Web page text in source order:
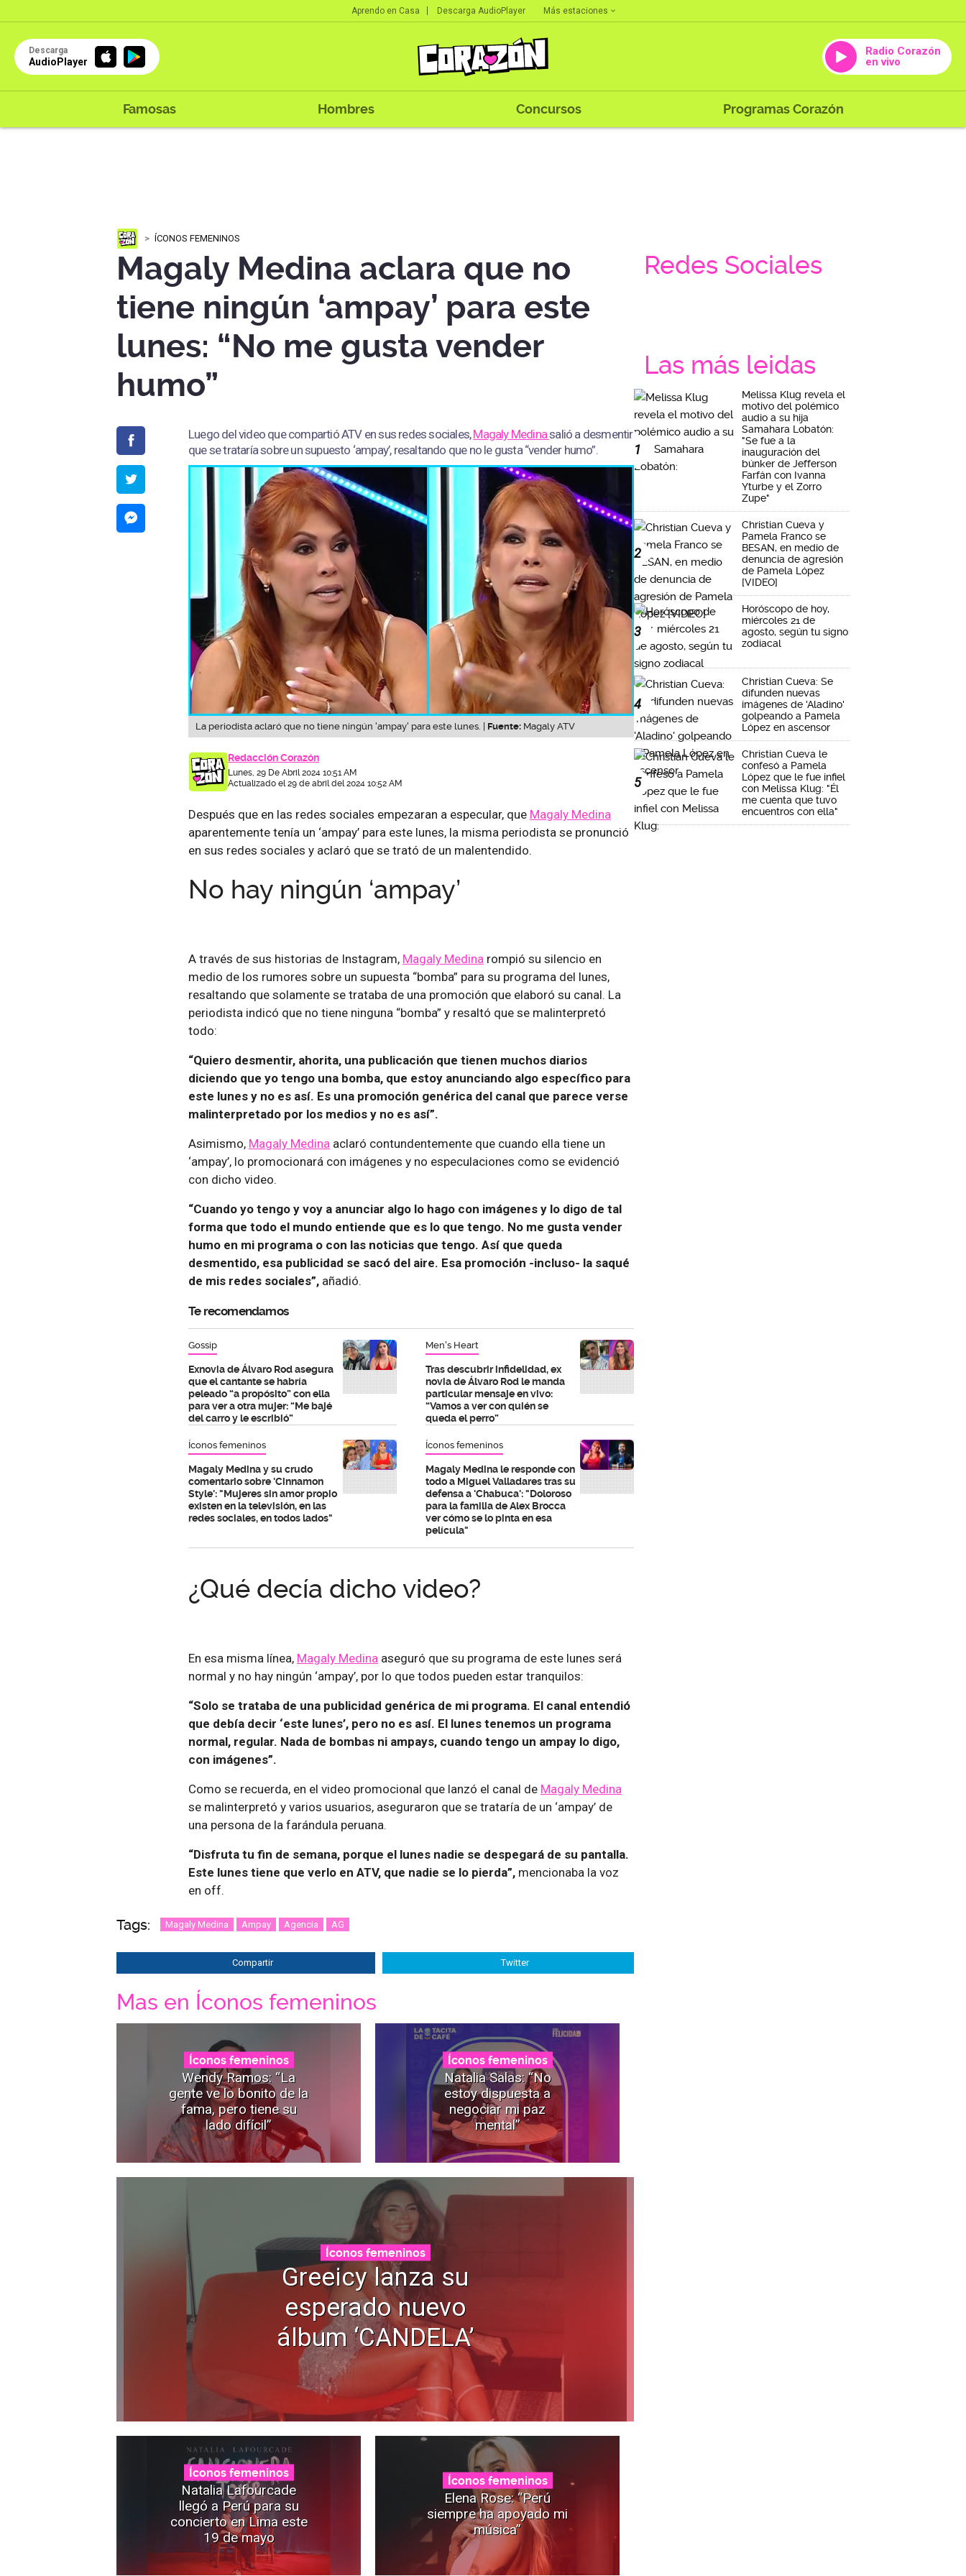
Aprendo en Casa Descarga AudioPlayer Más estaciones
Descarga
AudioPlayer
Radio Corazón
en vivo
Famosas Hombres Concursos Programas Corazón
ÍCONOS FEMENINOS
Magaly Medina aclara que no
tiene ningún ‘ampay’ para este
lunes: “No me gusta vender
humo”
Luego del video que compartió ATV en sus redes sociales,Magaly Medinasalió a desmentir
que se trataría sobre un supuesto ‘ampay’, resaltando que no le gusta “vender humo”.
La periodista aclaró que no tiene ningún 'ampay' para este lunes. | Fuente: Magaly ATV
Redacción Corazón
Lunes, 29 De Abril 2024 10:51 AM
Actualizado el 29 de abril del 2024 10:52 AM
Después que en las redes sociales empezaran a especular, que Magaly Medina
aparentemente tenía un ‘ampay’ para este lunes, la misma periodista se pronunció
en sus redes sociales y aclaró que se trató de un malentendido.
No hay ningún ‘ampay’
A través de sus historias de Instagram, Magaly Medina rompió su silencio en
medio de los rumores sobre un supuesta “bomba” para su programa del lunes,
resaltando que solamente se trataba de una promoción que elaboró su canal. La
periodista indicó que no tiene ninguna “bomba” y resaltó que se malinterpretó
todo:
“Quiero desmentir, ahorita, una publicación que tienen muchos diarios
diciendo que yo tengo una bomba, que estoy anunciando algo específico para
este lunes y no es así. Es una promoción genérica del canal que parece verse
malinterpretado por los medios y no es así”.
Asimismo, Magaly Medina aclaró contundentemente que cuando ella tiene un
‘ampay’, lo promocionará con imágenes y no especulaciones como se evidenció
con dicho video.
“Cuando yo tengo y voy a anunciar algo lo hago con imágenes y lo digo de tal
forma que todo el mundo entiende que es lo que tengo. No me gusta vender
humo en mi programa o con las noticias que tengo. Así que queda
desmentido, esa publicidad se sacó del aire. Esa promoción -incluso- la saqué
de mis redes sociales”, añadió.
Te recomendamos
Gossip
Exnovia de Álvaro Rod asegura
que el cantante se habría
peleado “a propósito” con ella
para ver a otra mujer: “Me bajé
del carro y le escribió”
Men's Heart
Tras descubrir infidelidad, ex
novia de Álvaro Rod le manda
particular mensaje en vivo:
“Vamos a ver con quién se
queda el perro”
Íconos femeninos
Magaly Medina y su crudo
comentario sobre 'Cinnamon
Style': "Mujeres sin amor propio
existen en la televisión, en las
redes sociales, en todos lados"
Íconos femeninos
Magaly Medina le responde con
todo a Miguel Valladares tras su
defensa a 'Chabuca': "Doloroso
para la familia de Alex Brocca
ver cómo se lo pinta en esa
película"
¿Qué decía dicho video?
En esa misma línea, Magaly Medina aseguró que su programa de este lunes será
normal y no hay ningún ‘ampay’, por lo que todos pueden estar tranquilos:
“Solo se trataba de una publicidad genérica de mi programa. El canal entendió
que debía decir ‘este lunes’, pero no es así. El lunes tenemos un programa
normal, regular. Nada de bombas ni ampays, cuando tengo un ampay lo digo,
con imágenes”.
Como se recuerda, en el video promocional que lanzó el canal de Magaly Medina
se malinterpretó y varios usuarios, aseguraron que se trataría de un ‘ampay’ de
una persona de la farándula peruana.
“Disfruta tu fin de semana, porque el lunes nadie se despegará de su pantalla.
Este lunes tiene que verlo en ATV, que nadie se lo pierda”, mencionaba la voz
en off.
Tags: Magaly Medina Ampay Agencia AG
Compartir Twitter
Mas en Íconos femeninos
Íconos femeninos
Wendy Ramos: “La
gente ve lo bonito de la
fama, pero tiene su
lado difícil”
Íconos femeninos
Natalia Salas: “No
estoy dispuesta a
negociar mi paz
mental”
Íconos femeninos
Greeicy lanza su
esperado nuevo
álbum ‘CANDELA’
Íconos femeninos
Natalia Lafourcade
llegó a Perú para su
concierto en Lima este
19 de mayo
Íconos femeninos
Elena Rose: “Perú
siempre ha apoyado mi
música”
Redes Sociales
Las más leidas
1
Melissa Klug revela el
motivo del polémico
audio a su hija
Samahara Lobatón:
"Se fue a la
inauguración del
búnker de Jefferson
Farfán con Ivanna
Yturbe y el Zorro
Zupe"
2
Christian Cueva y
Pamela Franco se
BESAN, en medio de
denuncia de agresión
de Pamela López
[VIDEO]
3
Horóscopo de hoy,
miércoles 21 de
agosto, según tu signo
zodiacal
4
Christian Cueva: Se
difunden nuevas
imágenes de 'Aladino'
golpeando a Pamela
López en ascensor
5
Christian Cueva le
confesó a Pamela
López que le fue infiel
con Melissa Klug: "Él
me cuenta que tuvo
encuentros con ella"